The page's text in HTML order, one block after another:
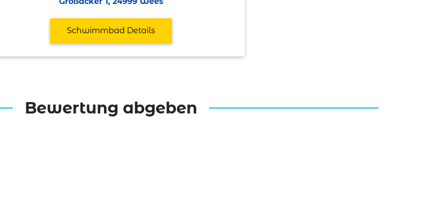
Schwimmbad Details
Bewertung abgeben